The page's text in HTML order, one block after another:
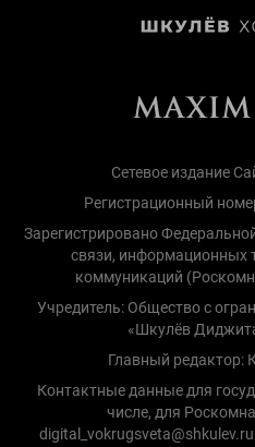
Сетевое издание
Регистрационный
Зарегистрировано
связи, информационных
коммуникаций
Учредитель: Общество с
«Шкулёв
Главный редактор:
Контактные данные для
числе, для